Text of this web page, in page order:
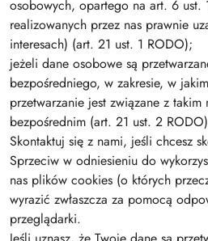
osobowych, opartego na art. 6
realizowanych przez nas prawnie
interesach) (art. 21 ust. 1 RODO);
jeżeli dane osobowe są
bezpośredniego, w zakresie, w jakim
przetwarzanie jest związane z takim
bezpośrednim (art. 21 ust. 2
Skontaktuj się z nami, jeśli chcesz
Sprzeciw w odniesieniu do
nas plików cookies (o których
wyrazić zwłaszcza za pomocą
przeglądarki.